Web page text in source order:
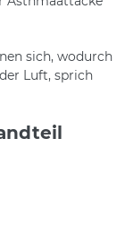
sich, wodurch
Luft, sprich